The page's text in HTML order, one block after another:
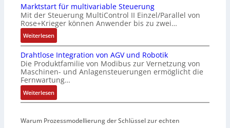
n
s
o
r
-
n
t
e
g
r
t
C
6
2
4
4
-
Z
e
r
t
f
Marktstart für multivariable Steuerung
Mit der Steuerung MultiControl II Einzel/Parallel von
Rose+Krieger können Anwender bis zu zwei…
Weiterlesen:
M
a
r
k
t
s
t
r
Drahtlose Integration von AGV und Robotik
Die Produktfamilie von Modibus zur Vernetzung von
Maschinen- und Anlagensteuerungen ermöglicht die
Fernwartung…
Weiterlesen:
D
a
Warum Prozessmodellierung der Schlüssel zur echten